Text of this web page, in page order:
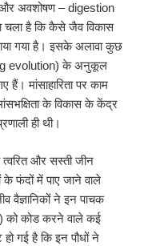
और अवशोषण – digestion
है कि कैसे जैव विकास
गया है। इसके अलावा कुछ
evolution) के अनुकूल
मांसाहारिता पर काम
के विकास के केंद्र
ही थी।
और सस्ती जीन
फंदों में पाए जाने वाले
वैज्ञानिकों ने इन पाचक
को कोड करने वाले कई
गई है कि इन पौधों ने